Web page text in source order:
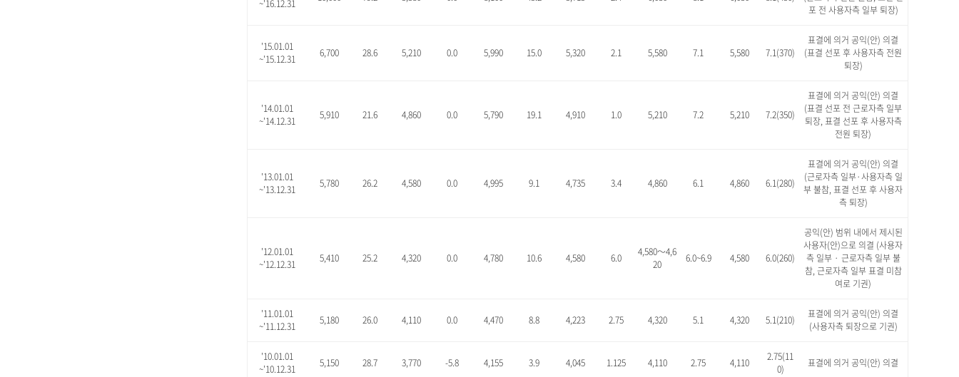
~'16.12.31
포 전 사용자측 일부 퇴장)
'15.01.01
~'15.12.31
6,700 28.6 5,210 0.0 5,990 15.0 5,320 2.1 5,580 7.1 5,580 7.1(370)
표결에 의거 공익(안) 의결
(표결 선포 후 사용자측 전원
퇴장)
'14.01.01
~'14.12.31
5,910 21.6 4,860 0.0 5,790 19.1 4,910 1.0 5,210 7.2 5,210 7.2(350)
표결에 의거 공익(안) 의결
(표결 선포 전 근로자측 일부
퇴장, 표결 선포 후 사용자측
전원 퇴장)
'13.01.01
~'13.12.31
5,780 26.2 4,580 0.0 4,995 9.1 4,735 3.4 4,860 6.1 4,860 6.1(280)
표결에 의거 공익(안) 의결
(근로자측 일부·사용자측 일
부 불참, 표결 선포 후 사용자
측 퇴장)
'12.01.01
~'12.12.31
5,410 25.2 4,320 0.0 4,780 10.6 4,580 6.0
4,580～4,6
20
6.0~6.9 4,580 6.0(260)
공익(안) 범위 내에서 제시된
사용자(안)으로 의결 (사용자
측 일부 · 근로자측 일부 불
참, 근로자측 일부 표결 미참
여로 기권)
'11.01.01
~'11.12.31
5,180 26.0 4,110 0.0 4,470 8.8 4,223 2.75 4,320 5.1 4,320 5.1(210)
표결에 의거 공익(안) 의결
(사용자측 퇴장으로 기권)
'10.01.01
~'10.12.31
5,150 28.7 3,770 -5.8 4,155 3.9 4,045 1.125 4,110 2.75 4,110
2.75(11
0)
표결에 의거 공익(안) 의결